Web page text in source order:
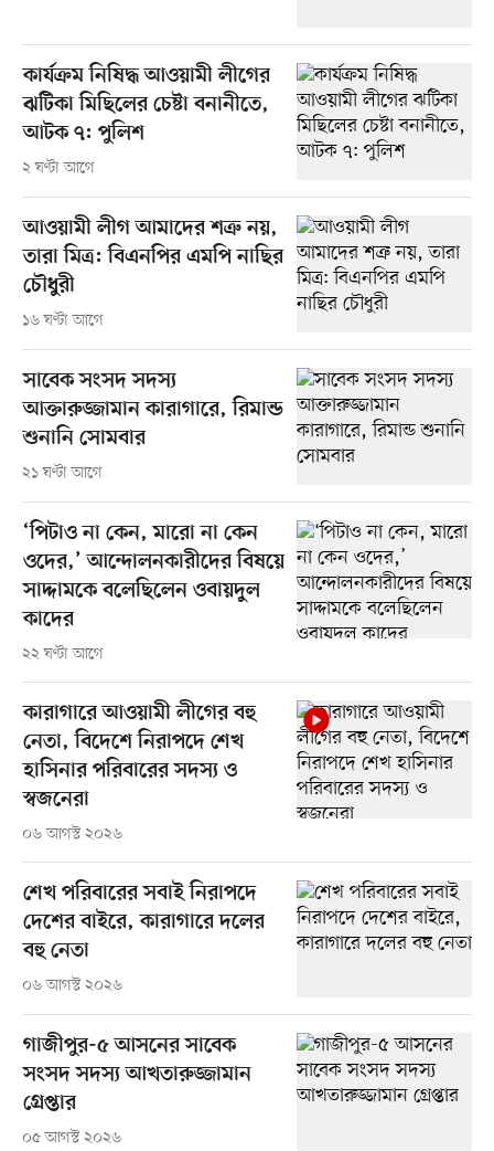
কার্যক্রম নিষিদ্ধ আওয়ামী লীগের
ঝটিকা মিছিলের চেষ্টা বনানীতে,
আটক ৭: পুলিশ
২ ঘণ্টা আগে
আওয়ামী লীগ আমাদের শত্রু নয়,
তারা মিত্র: বিএনপির এমপি নাছির
চৌধুরী
১৬ ঘণ্টা আগে
সাবেক সংসদ সদস্য
আক্তারুজ্জামান কারাগারে, রিমান্ড
শুনানি সোমবার
২১ ঘণ্টা আগে
‘পিটাও না কেন, মারো না কেন
ওদের,’ আন্দোলনকারীদের বিষয়ে
সাদ্দামকে বলেছিলেন ওবায়দুল
কাদের
২২ ঘণ্টা আগে
কারাগারে আওয়ামী লীগের বহু
নেতা, বিদেশে নিরাপদে শেখ
হাসিনার পরিবারের সদস্য ও
স্বজনেরা
০৬ আগস্ট ২০২৬
শেখ পরিবারের সবাই নিরাপদে
দেশের বাইরে, কারাগারে দলের
বহু নেতা
০৬ আগস্ট ২০২৬
গাজীপুর-৫ আসনের সাবেক
সংসদ সদস্য আখতারুজ্জামান
গ্রেপ্তার
০৫ আগস্ট ২০২৬